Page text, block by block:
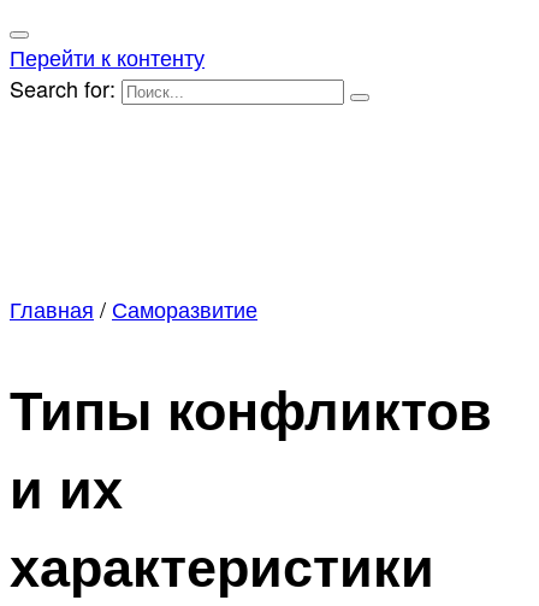
Перейти к контенту
Search for:
Главная / Саморазвитие
Типы конфликтов
и их
характеристики